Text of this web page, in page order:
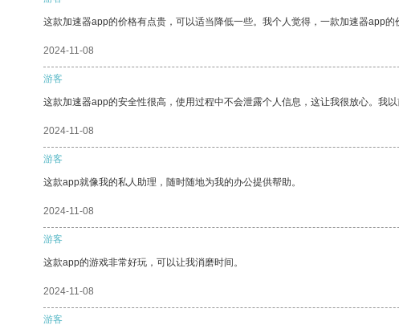
这款加速器app的价格有点贵，可以适当降低一些。我个人觉得，一款加速器app的
2024-11-08
游客
这款加速器app的安全性很高，使用过程中不会泄露个人信息，这让我很放心。我
2024-11-08
游客
这款app就像我的私人助理，随时随地为我的办公提供帮助。
2024-11-08
游客
这款app的游戏非常好玩，可以让我消磨时间。
2024-11-08
游客